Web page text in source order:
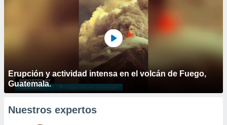
Erupción y actividad intensa en el volcán de Fuego,
Guatemala.
Nuestros expertos